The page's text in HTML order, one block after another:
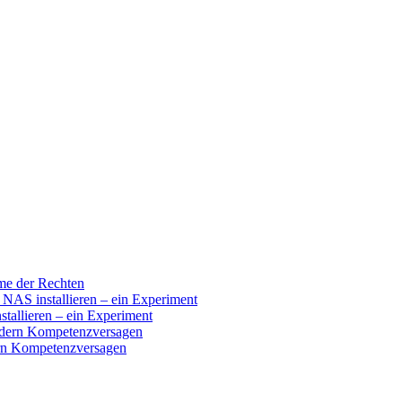
der Rechten
installieren – ein Experiment
– ein Experiment
Kompetenzversagen
Kompetenzversagen